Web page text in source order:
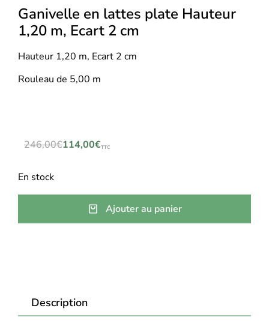
Ganivelle en lattes plate Hauteur
1,20 m, Ecart 2 cm
Hauteur 1,20 m, Ecart 2 cm
Rouleau de 5,00 m
246,00€114,00€TTC
En stock
Ajouter au panier
Description